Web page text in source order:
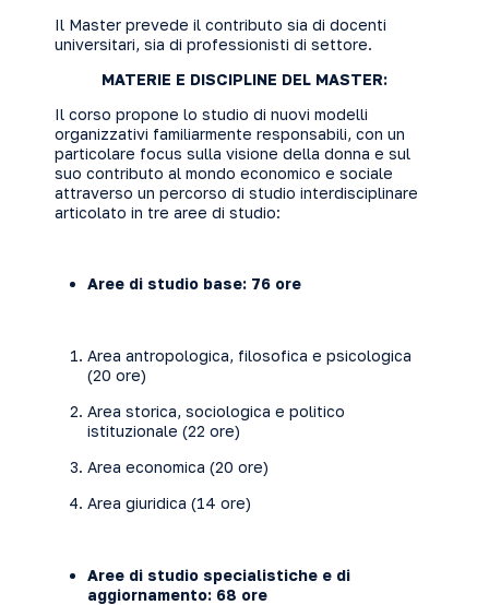
Il Master prevede il contributo sia di docenti
universitari, sia di professionisti di settore.
MATERIE E DISCIPLINE DEL MASTER:
Il corso propone lo studio di nuovi modelli
organizzativi familiarmente responsabili, con un
particolare focus sulla visione della donna e sul
suo contributo al mondo economico e sociale
attraverso un percorso di studio interdisciplinare
articolato in tre aree di studio:
Aree di studio base: 76 ore
Area antropologica, filosofica e psicologica
(20 ore)
Area storica, sociologica e politico
istituzionale (22 ore)
Area economica (20 ore)
Area giuridica (14 ore)
Aree di studio specialistiche e di
aggiornamento: 68 ore